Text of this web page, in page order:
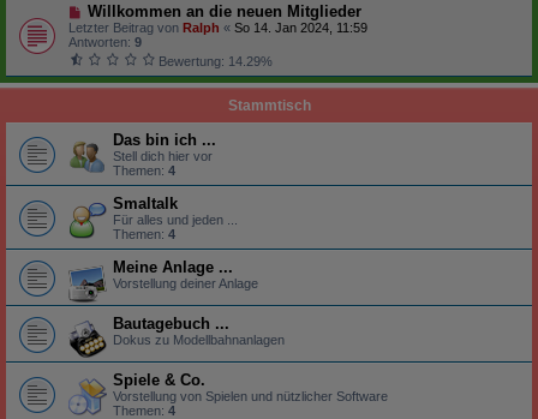
Willkommen an die neuen Mitglieder
Letzter Beitrag von Ralph « So 14. Jan 2024, 11:59
Antworten: 9
Bewertung: 14.29%
Stammtisch
Das bin ich ...
Stell dich hier vor
Themen: 4
Smaltalk
Für alles und jeden ...
Themen: 4
Meine Anlage ...
Vorstellung deiner Anlage
Bautagebuch ...
Dokus zu Modellbahnanlagen
Spiele & Co.
Vorstellung von Spielen und nützlicher Software
Themen: 4